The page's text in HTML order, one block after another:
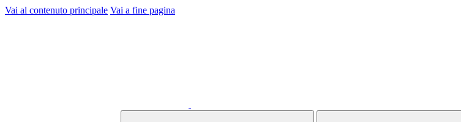
Vai al contenuto principale Vai a fine pagina